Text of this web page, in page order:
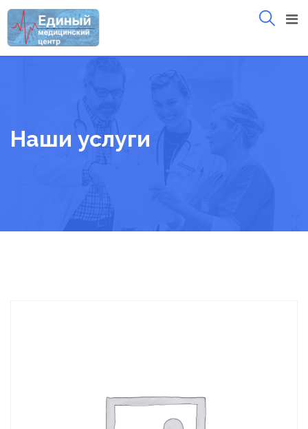
Skip
to
content
Наши услуги